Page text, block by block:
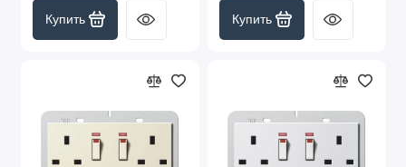
Купить Купить